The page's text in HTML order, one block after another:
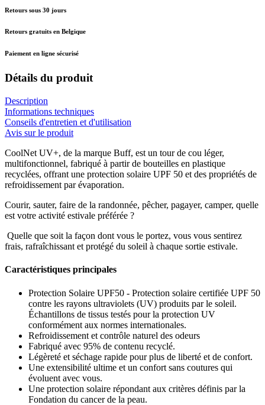
Retours sous 30 jours
Retours gratuits en Belgique
Paiement en ligne sécurisé
Détails du produit
Description
Informations techniques
Conseils d'entretien et d'utilisation
Avis sur le produit
CoolNet UV+, de la marque Buff, est un tour de cou léger,
multifonctionnel, fabriqué à partir de bouteilles en plastique
recyclées, offrant une protection solaire UPF 50 et des propriétés de
refroidissement par évaporation.
Courir, sauter, faire de la randonnée, pêcher, pagayer, camper, quelle
est votre activité estivale préférée ?
Quelle que soit la façon dont vous le portez, vous vous sentirez
frais, rafraîchissant et protégé du soleil à chaque sortie estivale.
Caractéristiques principales
Protection Solaire UPF50 - Protection solaire certifiée UPF 50
contre les rayons ultraviolets (UV) produits par le soleil.
Échantillons de tissus testés pour la protection UV
conformément aux normes internationales.
Refroidissement et contrôle naturel des odeurs
Fabriqué avec 95% de contenu recyclé.
Légèreté et séchage rapide pour plus de liberté et de confort.
Une extensibilité ultime et un confort sans coutures qui
évoluent avec vous.
Une protection solaire répondant aux critères définis par la
Fondation du cancer de la peau.